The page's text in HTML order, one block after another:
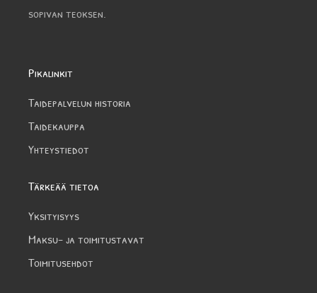
sopivan teoksen.
Pikalinkit
Taidepalvelun historia
Taidekauppa
Yhteystiedot
Tärkeää tietoa
Yksityisyys
Maksu- ja toimitustavat
Toimitusehdot